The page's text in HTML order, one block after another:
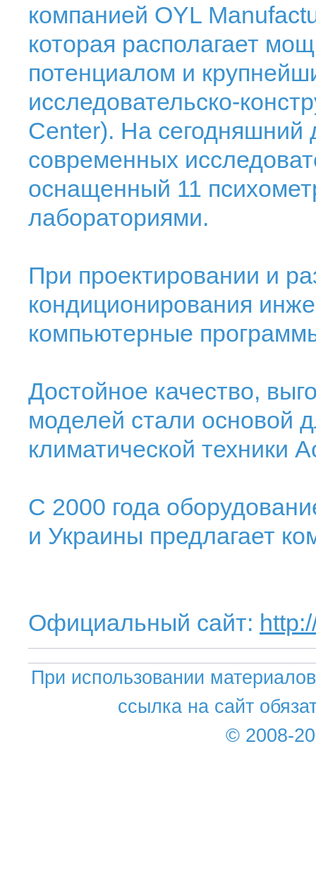
компанией OYL
которая располагает
потенциалом и
исследовательско-
Center). На сегодняшний
современных
оснащенный 11
лабораториями.
При проектировании и
кондиционирования
компьютерные
Достойное качество,
моделей стали основой
климатической техники
С 2000 года
и Украины предлагает
Официальный сайт:
При использовании
ссылка на сайт
© 2008-